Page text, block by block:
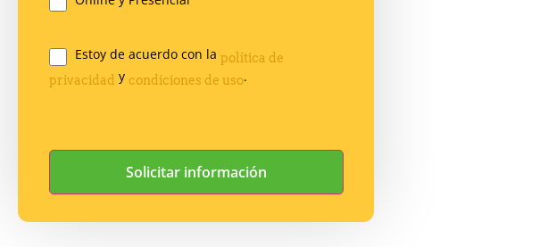
Legal
*
Estoy de acuerdo con la política de
privacidad y condiciones de uso.